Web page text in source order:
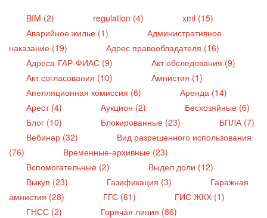
BIM (2)
regulation (4)
xml (15)
Аварийное жилье (1)
Административное
наказание (19)
Адрес правообладателя (16)
Адреса-ГАР-ФИАС (9)
Акт обследования (9)
Акт согласования (10)
Амнистия (1)
Апелляционная комиссия (6)
Аренда (14)
Арест (4)
Аукцион (2)
Бесхозяйные (6)
Блог (10)
Блокированные (23)
БПЛА (7)
Вебинар (32)
Вид разрешенного использования
(76)
Временные-архивные (23)
Вспомогательные (2)
Выдел доли (12)
Выкуп (23)
Газификация (3)
Гаражная
амнистия (28)
ГГС (61)
ГИС ЖКХ (1)
ГНСС (2)
Горячая линия (86)